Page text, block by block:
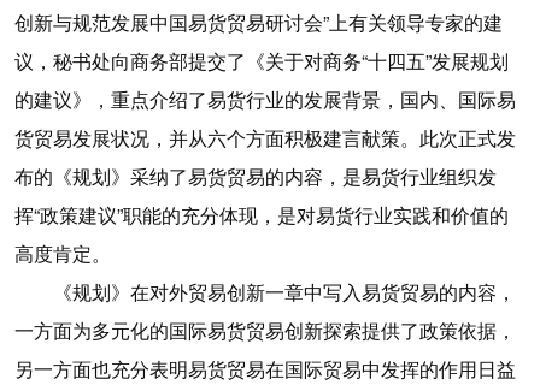
创新与规范发展中国易货贸易研讨会”上有关领导专家的建
议，秘书处向商务部提交了《关于对商务“十四五”发展规划
的建议》，重点介绍了易货行业的发展背景，国内、国际易
货贸易发展状况，并从六个方面积极建言献策。此次正式发
布的《规划》采纳了易货贸易的内容，是易货行业组织发
挥“政策建议”职能的充分体现，是对易货行业实践和价值的
高度肯定。
《规划》在对外贸易创新一章中写入易货贸易的内容，
一方面为多元化的国际易货贸易创新探索提供了政策依据，
另一方面也充分表明易货贸易在国际贸易中发挥的作用日益